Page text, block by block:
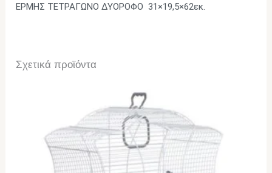
ΕΡΜΗΣ ΤΕΤΡΑΓΩΝΟ ΔΥΟΡΟΦΟ 31×19,5×62εκ.
Σχετικά προϊόντα